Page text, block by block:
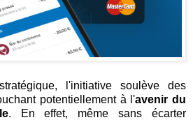
l'initiative soulève des
potentiellement à l'avenir du
. En effet, même sans écarter